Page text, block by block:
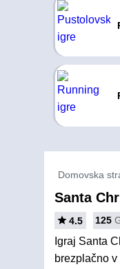
Domovska
Santa
4.5 125
Igraj Santa
brezplačno